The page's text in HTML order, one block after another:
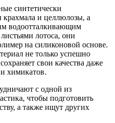
синтетически
и целлюлозы, а
водоотталкивающим
лотоса, они
на силиконовой основе.
не только успешно
свои качества даже
химикатов.
с одной из
чтобы подготовить
а также ищут других